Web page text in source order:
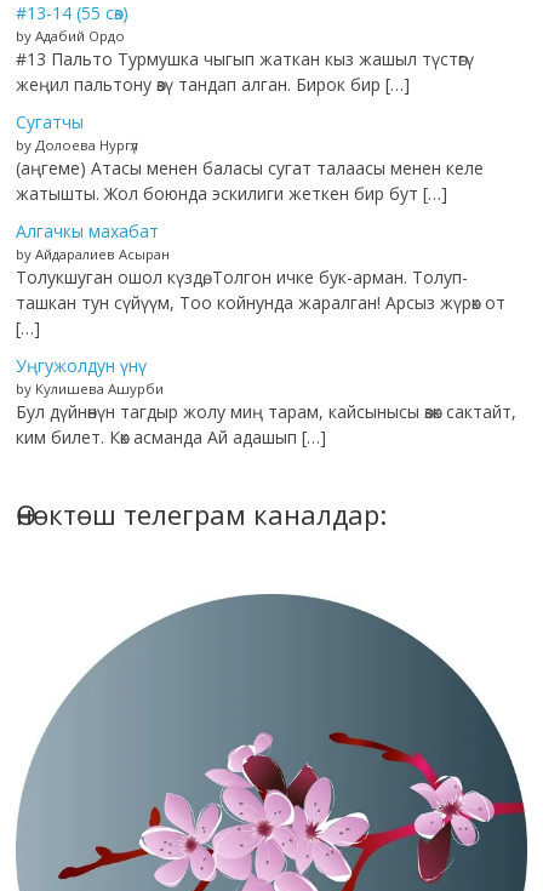
#13-14 (55 сөз)
by Адабий Ордо
#13 Пальто Турмушка чыгып жаткан кыз жашыл түстөгү
жеңил пальтону өзү тандап алган. Бирок бир […]
Сугатчы
by Долоева Нургүл
(аңгеме) Атасы менен баласы сугат талаасы менен келе
жатышты. Жол боюнда эскилиги жеткен бир бут […]
Алгачкы махабат
by Айдаралиев Асыран
Толукшуган ошол күздө, Толгон ичке бук-арман. Толуп-
ташкан тун сүйүүм, Тоо койнунда жаралган! Арсыз жүрөк от
[…]
Уңгужолдун үнү
by Кулишева Ашурби
Бул дүйнөнүн тагдыр жолу миң тарам, кайсынысы өзөк сактайт,
ким билет. Көк асманда Ай адашып […]
Өнөктөш телеграм каналдар: